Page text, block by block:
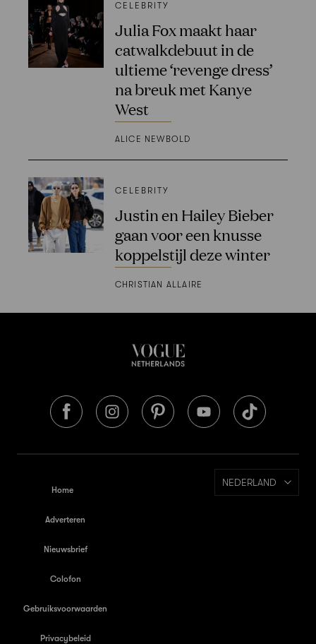
CELEBRITY
Julia Fox maakt haar
catwalkdebuut in de
ultieme ‘revenge dress’
na breuk met Kanye
West
ALICE NEWBOLD
CELEBRITY
Justin en Hailey Bieber
gaan voor een knusse
koppelstijl deze winter
CHRISTIAN ALLAIRE
Home
Adverteren
Nieuwsbrief
Colofon
Gebruiksvoorwaarden
Privacybeleid
NEDERLAND